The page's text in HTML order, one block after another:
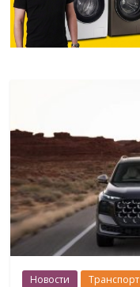
Новости Транспорт